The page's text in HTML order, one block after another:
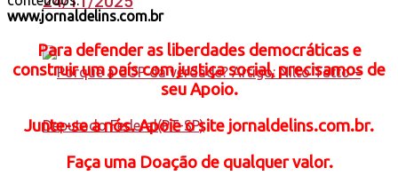
www.jornaldelins.com.br
Para defender as liberdades democráticas e
construir um país com justiça social, precisamos de
seu Apoio.
Junte-se a nós. Apoie o site jornaldelins.com.br.
Faça uma Doação de qualquer valor.